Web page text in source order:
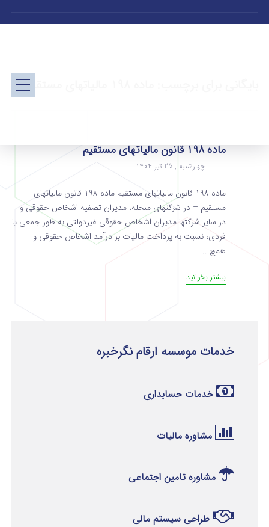
ماده 198 قانون مالیاتهای مستقیم
چهارشنبه , 25 تیر 1404
ماده 198 قانون مالیاتهای مستقیم ماده 198 قانون مالیاتهای
مستقیم – در شرکتهای منحله، مدیران تصفیه اشخاص حقوقی و
در سایر شرکتها مدیران اشخاص حقوقی غیردولتی به‌ طور جمعی یا
فردی، نسبت به پرداخت مالیات بر درآمد اشخاص حقوقی و
همچ...
بیشتر بخوانید
خدمات موسسه ارقام نگرخبره
خدمات حسابداری
مشاوره مالیات
مشاوره تامین اجتماعی
طراحی سیستم مالی